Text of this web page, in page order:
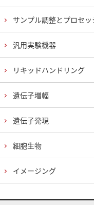
サンプル調整とプロセ
汎用実験機器
リキッドハンドリング
遺伝子増幅
遺伝子発現
細胞生物
イメージング